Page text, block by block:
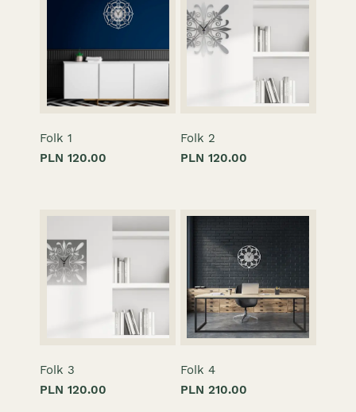
Folk 1
PLN 120.00
Folk 2
PLN 120.00
Folk 3
PLN 120.00
Folk 4
PLN 210.00